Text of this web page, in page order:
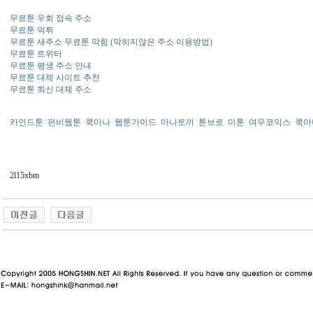
무료툰 우회 접속 주소
무료툰 먹튀
무료툰 새주소 무료툰 막힘 (막히지않은 주소 이용방법)
무료툰 트위터
무료툰 평생 주소 안내
무료툰 대체 사이트 추천
무료툰 최신 대체 주소
카인드툰 펀비웹툰 쿡마나 웹툰가이드 마나토끼 툰브로 미툰 여우코믹스 쿡
2l15xbm